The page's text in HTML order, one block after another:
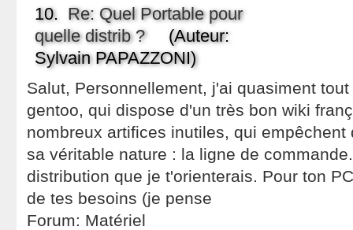
10. Re: Quel Portable pour
quelle distrib ?(Auteur:
Sylvain PAPAZZONI)
Salut, Personnellement, j'ai quasiment
gentoo, qui dispose d'un très bon wiki
nombreux artifices inutiles, qui
sa véritable nature : la ligne de
distribution que je t'orienterais. Pour ton
de tes besoins (je pense
Forum: Matériel